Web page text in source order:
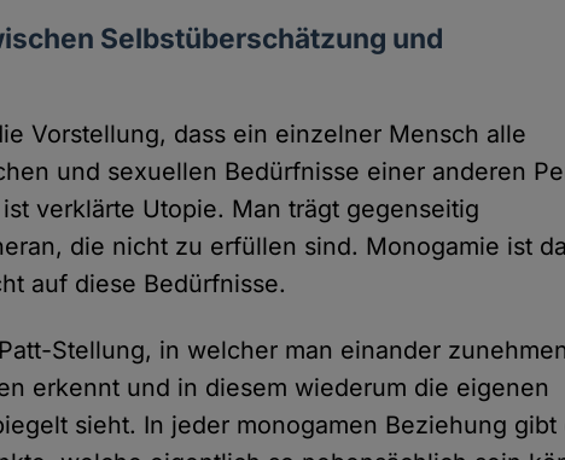
Selbstüberschätzung und
Vorstellung, dass ein einzelner Mensch alle
und sexuellen Bedürfnisse einer anderen
verklärte Utopie. Man trägt gegenseitig
die nicht zu erfüllen sind. Monogamie ist
auf diese Bedürfnisse.
Stellung, in welcher man einander
erkennt und in diesem wiederum die eigenen
sieht. In jeder monogamen Beziehung gibt